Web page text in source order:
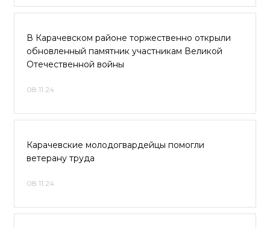
В Карачевском районе торжественно открыли
обновленный памятник участникам Великой
Отечественной войны
08.11.24
Карачевские молодогвардейцы помогли
ветерану труда
08.11.24